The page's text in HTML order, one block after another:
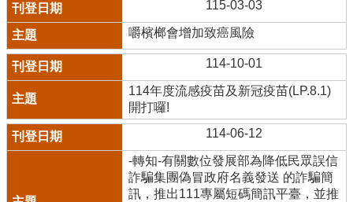
115-03-03
嚼檳榔會增加致癌風險
114-10-01
114年度流感疫苗及新冠疫苗(LP.8.1)
開打囉!
114-06-12
-轉知-有關數位發展部為降低民眾誤信
詐騙集團偽冒政府名義發送 的詐騙簡
訊，推出111專屬短碼簡訊平臺，並推